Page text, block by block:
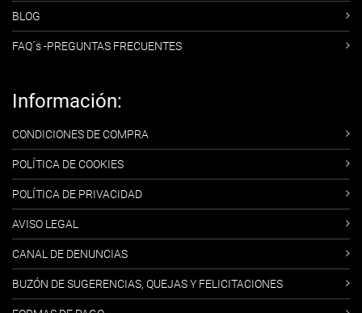
BLOG
FAQ´s -PREGUNTAS FRECUENTES
Información:
CONDICIONES DE COMPRA
POLÍTICA DE COOKIES
POLÍTICA DE PRIVACIDAD
AVISO LEGAL
CANAL DE DENUNCIAS
BUZÓN DE SUGERENCIAS, QUEJAS Y FELICITACIONES